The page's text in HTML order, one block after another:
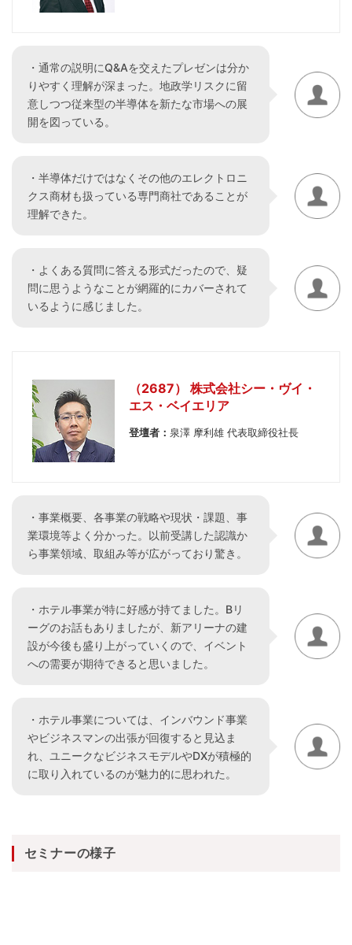
・通常の説明にQ&Aを交えたプレゼンは分か
りやすく理解が深まった。地政学リスクに留
意しつつ従来型の半導体を新たな市場への展
開を図っている。
・半導体だけではなくその他のエレクトロニ
クス商材も扱っている専門商社であることが
理解できた。
・よくある質問に答える形式だったので、疑
問に思うようなことが網羅的にカバーされて
いるように感じました。
（2687） 株式会社シー・ヴイ・
エス・ベイエリア
登壇者： 泉澤 摩利雄 代表取締役社長
・事業概要、各事業の戦略や現状・課題、事
業環境等よく分かった。以前受講した認識か
ら事業領域、取組み等が広がっており驚き。
・ホテル事業が特に好感が持てました。Bリ
ーグのお話もありましたが、新アリーナの建
設が今後も盛り上がっていくので、イベント
への需要が期待できると思いました。
・ホテル事業については、インバウンド事業
やビジネスマンの出張が回復すると見込ま
れ、ユニークなビジネスモデルやDXが積極的
に取り入れているのが魅力的に思われた。
セミナーの様子